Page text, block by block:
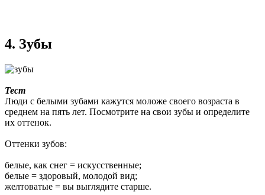
4. Зубы
Тест
Люди с белыми зубами кажутся моложе своего возраста в
среднем на пять лет. Посмотрите на свои зубы и определите
их оттенок.
Оттенки зубов:
белые, как снег = искусственные;
белые = здоровый, молодой вид;
желтоватые = вы выглядите старше.